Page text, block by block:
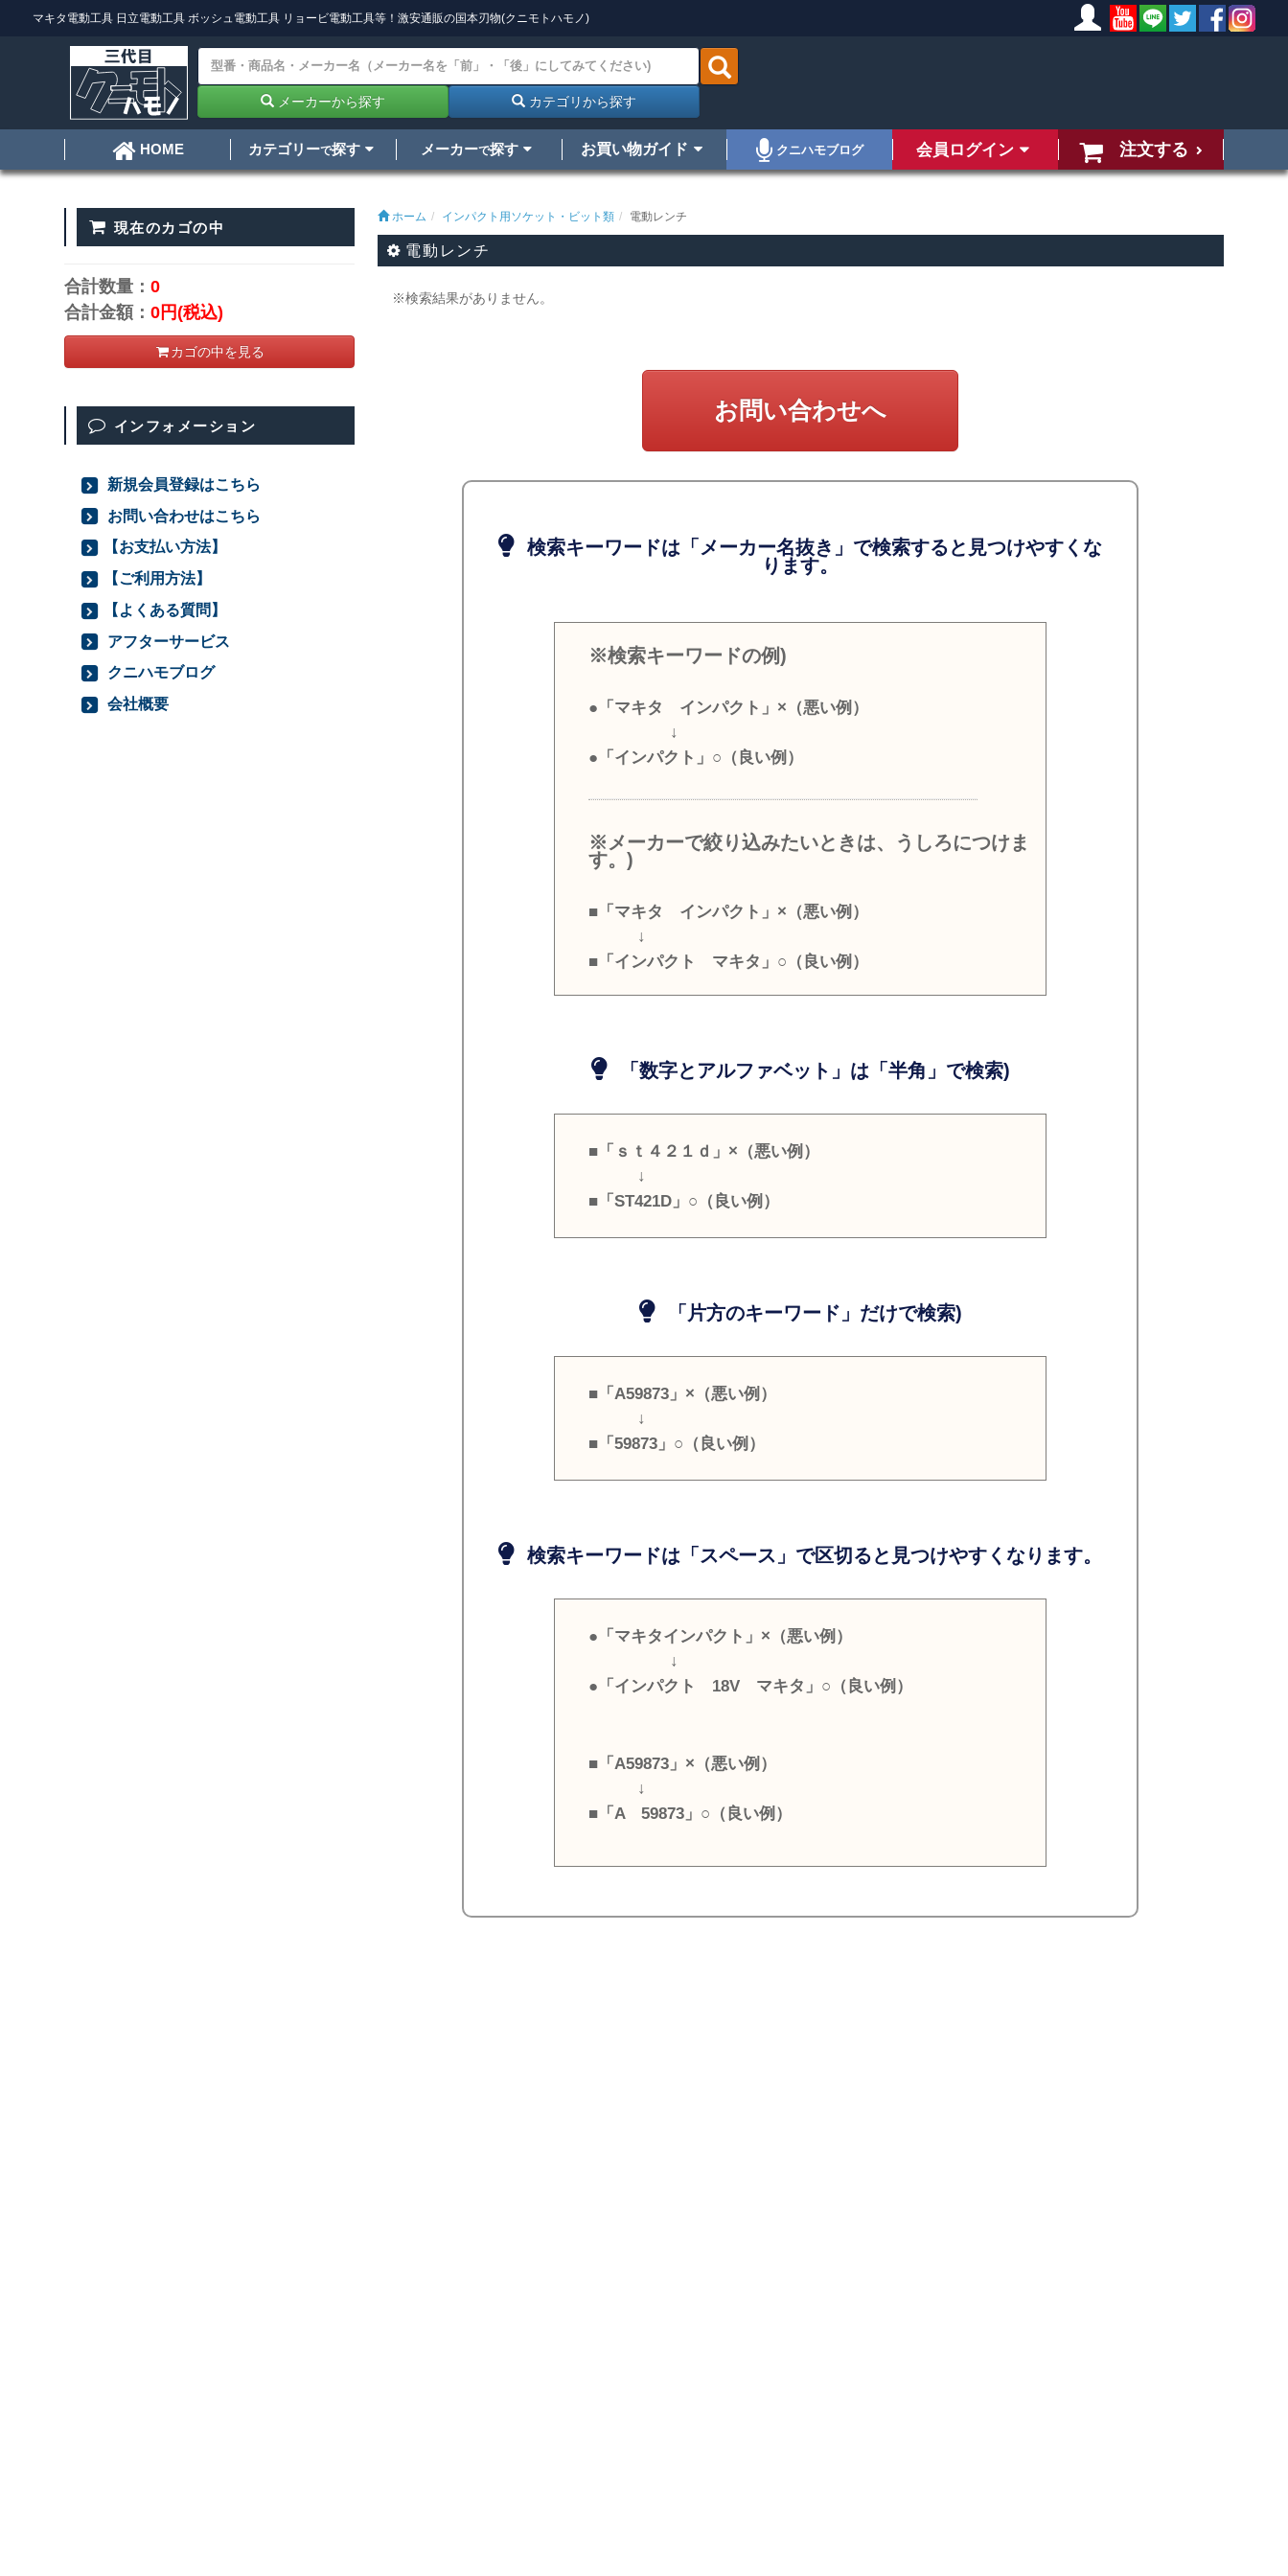
マキタ電動工具 日立電動工具 ボッシュ電動工具 リョービ電動工具等！激安通販の国本刃物(クニモトハモノ)
メーカーから探す カテゴリから探す
HOME カテゴリーで探す メーカーで探す お買い物ガイド クニハモブログ 会員ログイン 注文する
ホーム インパクト用ソケット・ビット類 電動レンチ
電動レンチ
※検索結果がありません。
お問い合わせへ
検索キーワードは「メーカー名抜き」で検索すると見つけやすくな
ります。
※検索キーワードの例)
●「マキタ インパクト」×（悪い例）
↓
●「インパクト」○（良い例）
※メーカーで絞り込みたいときは、うしろにつけま
す。)
■「マキタ インパクト」×（悪い例）
↓
■「インパクト マキタ」○（良い例）
「数字とアルファベット」は「半角」で検索)
■「ｓｔ４２１ｄ」×（悪い例）
↓
■「ST421D」○（良い例）
「片方のキーワード」だけで検索)
■「A59873」×（悪い例）
↓
■「59873」○（良い例）
検索キーワードは「スペース」で区切ると見つけやすくなります。
●「マキタインパクト」×（悪い例）
↓
●「インパクト 18V マキタ」○（良い例）
■「A59873」×（悪い例）
↓
■「A 59873」○（良い例）
現在のカゴの中
合計数量：0
合計金額：0円(税込)
カゴの中を見る
インフォメーション
新規会員登録はこちら
お問い合わせはこちら
【お支払い方法】
【ご利用方法】
【よくある質問】
アフターサービス
クニハモブログ
会社概要